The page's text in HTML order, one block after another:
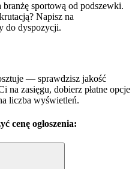
branżę sportową od podszewki.
Napisz na
do dyspozycji.
— sprawdzisz jakość
na zasięgu, dobierz płatne opcje
liczba wyświetleń.
cenę ogłoszenia: